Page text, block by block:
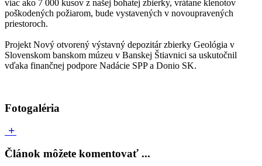
viac ako 7 000 kusov z našej bohatej zbierky, vrátane klenotov
poškodených požiarom, bude vystavených v novoupravených
priestoroch.
Projekt Nový otvorený výstavný depozitár zbierky Geológia v
Slovenskom banskom múzeu v Banskej Štiavnici sa uskutočnil
vďaka finančnej podpore Nadácie SPP a Donio SK.
Fotogaléria
Článok môžete komentovať ...